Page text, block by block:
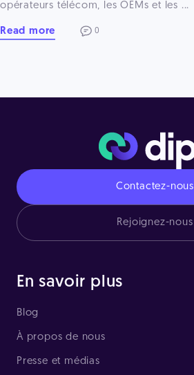
opérateurs télécom, les OEMs et les ...
Read more 0
Contactez-nous
Rejoignez-nous
En savoir plus
Blog
À propos de nous
Presse et médias